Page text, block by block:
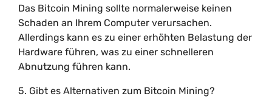
Das Bitcoin Mining sollte normalerweise keinen
Schaden an Ihrem Computer verursachen.
Allerdings kann es zu einer erhöhten Belastung der
Hardware führen, was zu einer schnelleren
Abnutzung führen kann.
5. Gibt es Alternativen zum Bitcoin Mining?